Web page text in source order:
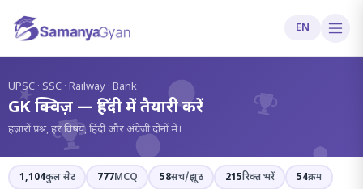
EN
?
UPSC · SSC · Railway · Bank
GK क्विज़ — हिंदी में तैयारी करें
हज़ारों प्रश्न, हर विषय, हिंदी और अंग्रेज़ी दोनों में।
1,104कुल सेट 777MCQ 58सच/झूठ 215रिक्त भरें 54क्रम